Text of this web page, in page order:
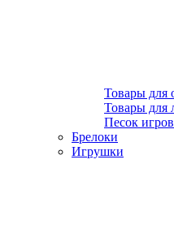
Товары для
Товары для
Песок
Брелоки
Игрушки